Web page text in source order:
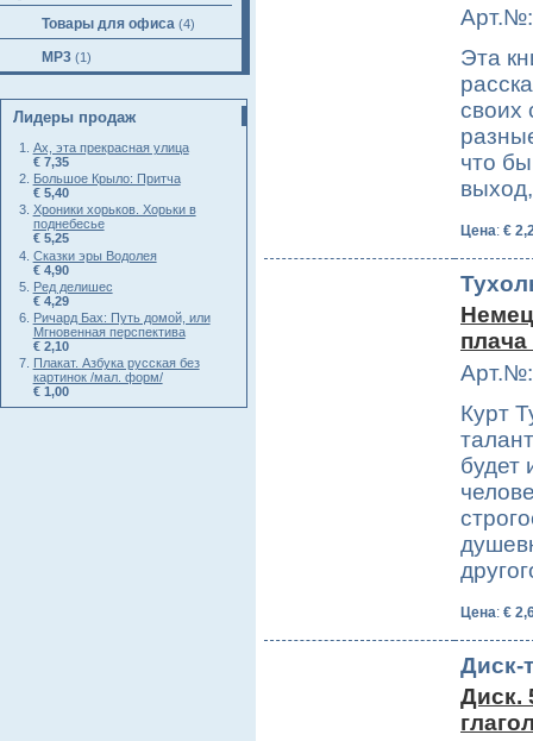
Товары для офиса (4)
MP3 (1)
Лидеры продаж
Ах, эта прекрасная улица
€ 7,35
Большое Крыло: Притча
€ 5,40
Хроники хорьков. Хорьки в
поднебесье
€ 5,25
Сказки эры Водолея
€ 4,90
Ред делишес
€ 4,29
Ричард Бах: Путь домой, или
Мгновенная перспектива
€ 2,10
Плакат. Азбука русская без
картинок /мал. форм/
€ 1,00
Эта
своих
что
Цена: €
Курт
будет
Цена: €
Диск-
Диск.